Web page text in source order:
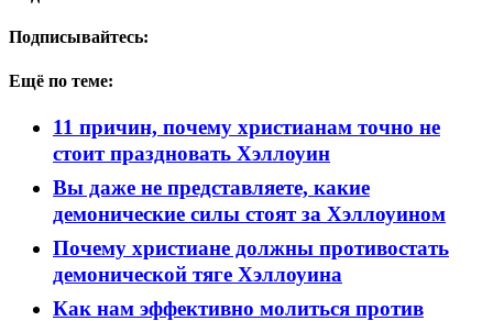
Подписывайтесь:
Ещё по теме:
11 причин, почему христианам точно не
стоит праздновать Хэллоуин
Вы даже не представляете, какие
демонические силы стоят за Хэллоуином
Почему христиане должны противостать
демонической тяге Хэллоуина
Как нам эффективно молиться против